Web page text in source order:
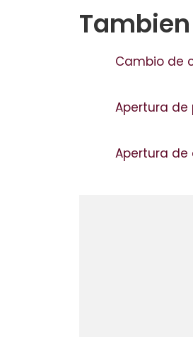
Cambio de
Apertura de
Apertura